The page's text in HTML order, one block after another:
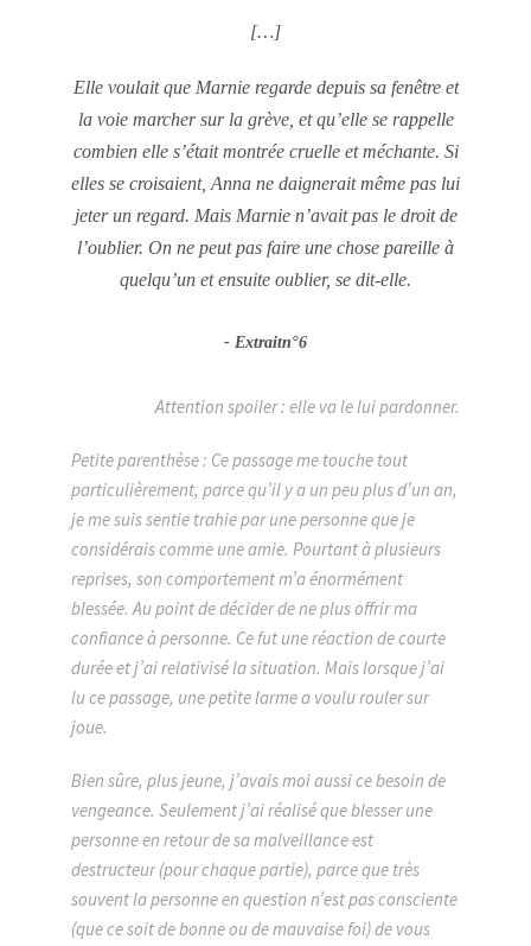
[…]
Elle voulait que Marnie regarde depuis sa fenêtre et
la voie marcher sur la grève, et qu’elle se rappelle
combien elle s’était montrée cruelle et méchante. Si
elles se croisaient, Anna ne daignerait même pas lui
jeter un regard. Mais Marnie n’avait pas le droit de
l’oublier. On ne peut pas faire une chose pareille à
quelqu’un et ensuite oublier, se dit-elle.
Extraitn°6
Attention spoiler : elle va le lui pardonner.
Petite parenthèse : Ce passage me touche tout
particulièrement, parce qu’il y a un peu plus d’un an,
je me suis sentie trahie par une personne que je
considérais comme une amie. Pourtant à plusieurs
reprises, son comportement m’a énormément
blessée. Au point de décider de ne plus offrir ma
confiance à personne. Ce fut une réaction de courte
durée et j’ai relativisé la situation. Mais lorsque j’ai
lu ce passage, une petite larme a voulu rouler sur
joue.
Bien sûre, plus jeune, j’avais moi aussi ce besoin de
vengeance. Seulement j’ai réalisé que blesser une
personne en retour de sa malveillance est
destructeur (pour chaque partie), parce que très
souvent la personne en question n’est pas consciente
(que ce soit de bonne ou de mauvaise foi) de vous